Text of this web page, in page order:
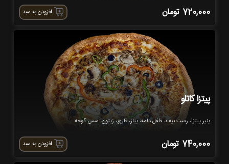
720,000 تومان افزودن به سبد
پیتزا کاتلو
پنیر پیتزا، رست بیف، فلفل دلمه، پیاز، قارچ، زیتون، سس گوجه
740,000 تومان افزودن به سبد